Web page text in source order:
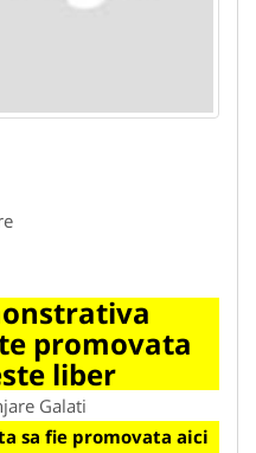
promovata
liber
Galati
sa fie promovata aici